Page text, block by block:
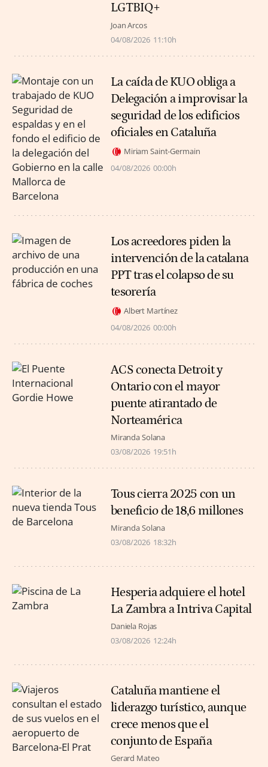
LGTBIQ+
Joan Arcos
04/08/2026 11:10h
La caída de KUO obliga a
Delegación a improvisar la
seguridad de los edificios
oficiales en Cataluña
Miriam Saint-Germain
04/08/2026 00:00h
Los acreedores piden la
intervención de la catalana
PPT tras el colapso de su
tesorería
Albert Martínez
04/08/2026 00:00h
ACS conecta Detroit y
Ontario con el mayor
puente atirantado de
Norteamérica
Miranda Solana
03/08/2026 19:51h
Tous cierra 2025 con un
beneficio de 18,6 millones
Miranda Solana
03/08/2026 18:32h
Hesperia adquiere el hotel
La Zambra a Intriva Capital
Daniela Rojas
03/08/2026 12:24h
Cataluña mantiene el
liderazgo turístico, aunque
crece menos que el
conjunto de España
Gerard Mateo